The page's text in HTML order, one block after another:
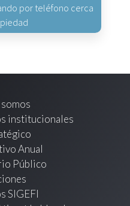
por teléfono cerca
institucionales
Anual
Público
SIGEFI